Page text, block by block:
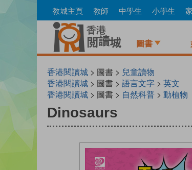
to
教城主頁 教師 中學生 小學生
圖書
香港閱讀城 > 圖書 > 兒童讀物
香港閱讀城 > 圖書 > 語言文字 > 英文
香港閱讀城 > 圖書 > 自然科普 > 動植物
Dinosaurs